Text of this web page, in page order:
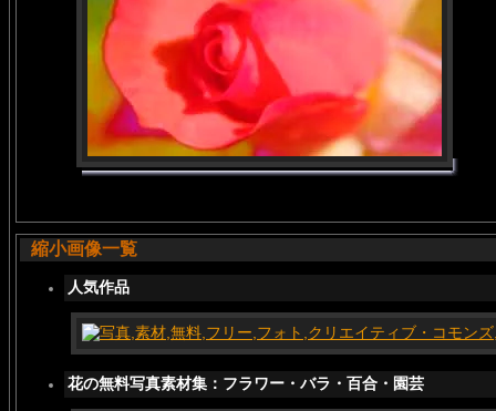
縮小画像一覧
人気作品
花の無料写真素材集：フラワー・バラ・百合・園芸